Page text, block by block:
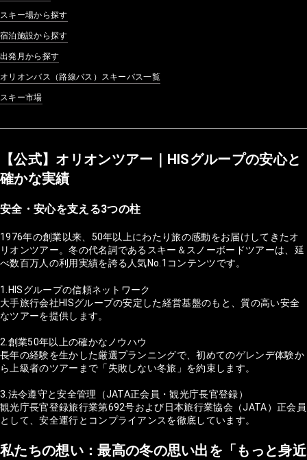
スキー場から探す
宿泊施設から探す
出発月から探す
オリオンバス（路線バス）スキーバス一覧
スキー市場
【公式】オリオンツアー｜HISグループの安心と
確かな実績
安全・安心を支える3つの柱
1976年の創業以来、50年以上にわたり旅の感動をお届けしてきたオ
リオンツアー。冬の代名詞であるスキー＆スノーボードツアーは、延
べ数百万人の利用実績を誇る人気No.1コンテンツです。
1.HISグループの信頼ネットワーク
大手旅行会社HISグループの安定した経営基盤のもと、質の高い安全
なツアーを提供します。
2.創業50年以上の確かなノウハウ
長年の経験を生かした厳選プランニングで、初めてのゲレンデ体験か
ら上級者のツアーまで「失敗しない冬旅」を約束します。
3.法令遵守と安全管理（JATA正会員・観光庁長官登録）
観光庁長官登録旅行業第692号および日本旅行業協会（JATA）正会員
として、安全運行とコンプライアンスを徹底しています。
私たちの想い：最高の冬の思い出を「もっと身近